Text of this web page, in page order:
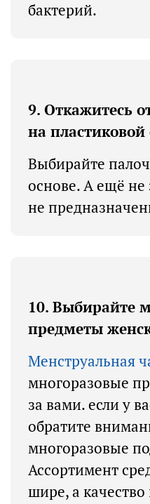
бактерий.
9. Откажитесь
на пластиковой
Выбирайте
основе. А ещё не
не
10. Выбирайте
предметы
Менструальная
многоразовые
за вами. если у
обратите
многоразовые
Ассортимент
шире, а